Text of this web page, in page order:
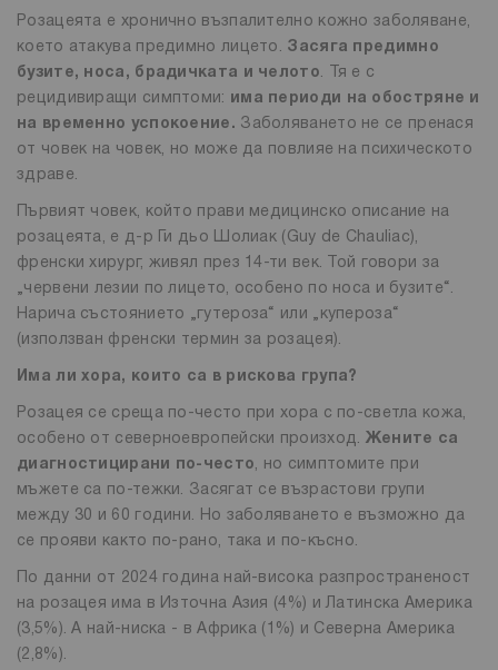
Розацеята е хронично възпалително кожно заболяване,
което атакува предимно лицето. Засяга предимно
бузите, носа, брадичката и челото. Тя е с
рецидивиращи симптоми:
има периоди на обостряне и
на временно успокоение. Заболяването не се пренася
от човек на човек, но може да повлияе на психическото
здраве.
Първият човек, който прави медицинско описание на
розацеята, е д-р Ги дьо Шолиак (Guy de Chauliac),
френски хирург, живял през 14-ти век. Той говори за
„червени лезии по лицето, особено по носа и бузите“.
Нарича състоянието „гутероза“ или „купероза“
(използван френски термин за розацея).
Има ли хора, които са в рискова група?
Розацея се среща по-често при хора с по-светла кожа,
особено от северноевропейски произход. Жените са
диагностицирани по-често, но симптомите при
мъжете са по-тежки. Засягат се възрастови групи
между 30 и 60 години. Но заболяването е възможно да
се прояви както по-рано, така и по-късно.
По данни от 2024 година най-висока разпространеност
на розацея има в Източна Азия (4%) и Латинска Америка
(3,5%). А най-ниска - в Африка (1%) и Северна Америка
(2,8%).